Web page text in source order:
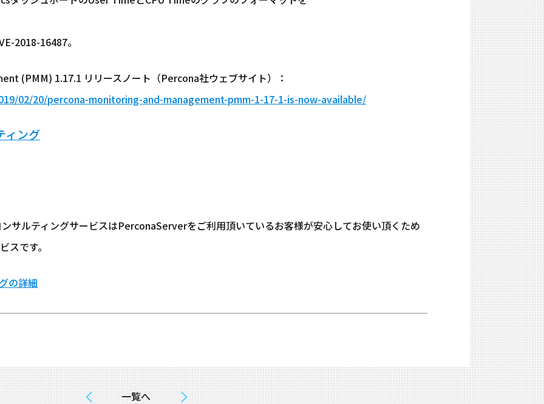
2018-16487。
(PMM) 1.17.1 リリースノート（Percona社ウェブサイト）：
02/20/percona-monitoring-and-management-pmm-1-17-1-is-now-available/
ィング
サルティングサービスはPerconaServerをご利用頂いているお客様が安心してお使い頂くため
スです。
の詳細
一覧へ